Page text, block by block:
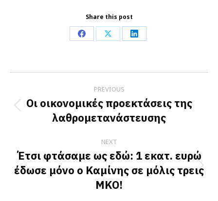
Share this post
Share
Facebook
Share
X
Share
LinkedIn
navigation
PREVIOUS
Previous
post:
Οι οικονομικές προεκτάσεις της
λαθρομετανάστευσης
NEXT
Next
post:
Έτσι φτάσαμε ως εδώ: 1 εκατ. ευρώ
έδωσε μόνο ο Καμίνης σε μόλις τρεις
ΜΚΟ!